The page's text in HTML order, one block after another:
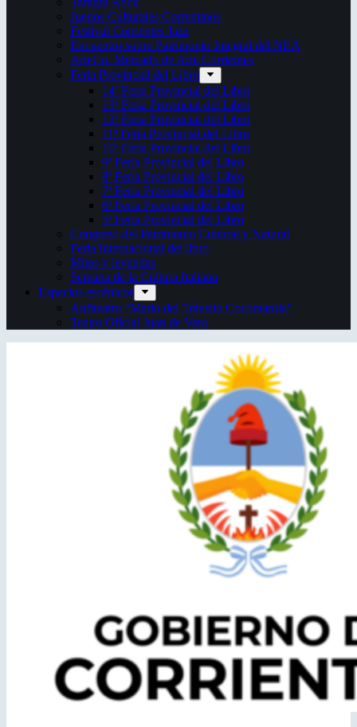
Juegos Culturales Correntinos
Festival Corrientes Jazz
Encuentro sobre Patrimonio Integral del NEA
ArteCo. Mercado de Arte Corrientes
Feria Provincial del Libro
14ª Feria Provincial del Libro
13ª Feria Provincial del Libro
12ª Feria Provincial del Libro
11ª Feria Provincial del Libro
10ª Feria Provincial del Libro
9ª Feria Provincial del Libro
8ª Feria Provincial del Libro
7ª Feria Provincial del Libro
6ª Feria Provincial del Libro
5ª Feria Provincial del Libro
Congreso del Patrimonio Cultural y Natural
Feria Internacional del libro
Mitos y leyendas
Semana de la Cultura Italiana
Espacios escénicos
Anfiteatro “Mario del Tránsito Cocomarola”
Teatro Oficial Juan de Vera